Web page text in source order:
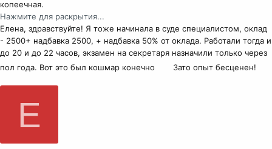
копеечная.
Нажмите для раскрытия...
Елена, здравствуйте! Я тоже начинала в суде специалистом, оклад
- 2500+ надбавка 2500, + надбавка 50% от оклада. Работали тогда и
до 20 и до 22 часов, экзамен на секретаря назначили только через
пол года. Вот это был кошмар конечно
Зато опыт бесценен!
Е